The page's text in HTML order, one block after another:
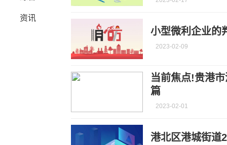
资讯
小型微利企业的
2023-02-09
当前焦点!贵港
篇
2023-02-01
港北区港城街道